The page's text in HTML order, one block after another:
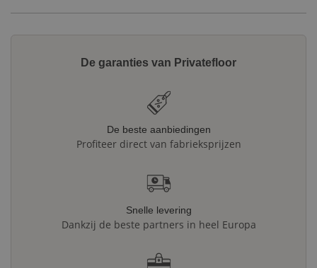
De garanties van Privatefloor
De beste aanbiedingen
Profiteer direct van fabrieksprijzen
Snelle levering
Dankzij de beste partners in heel Europa